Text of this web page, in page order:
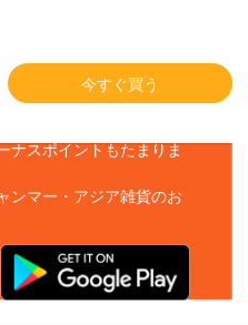
今すぐ買う
ナスポイントもたまりま
ンマー・アジア雑貨のお